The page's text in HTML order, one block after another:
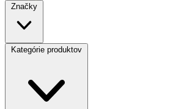
Značky
Kategórie produktov